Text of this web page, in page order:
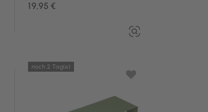
19,95 €
noch 2 Tag(e)